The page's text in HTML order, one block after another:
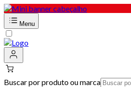
Menu
Buscar por produto ou marca